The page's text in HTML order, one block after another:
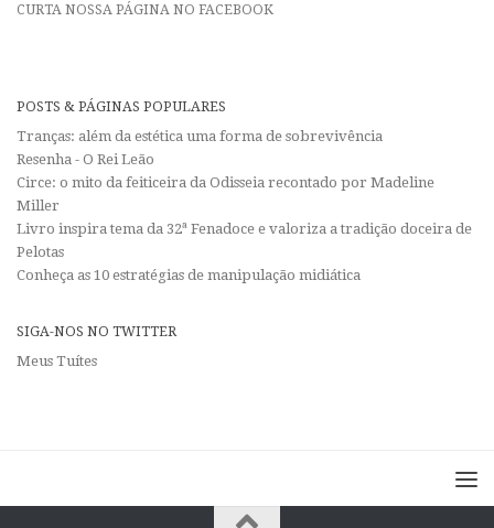
CURTA NOSSA PÁGINA NO FACEBOOK
POSTS & PÁGINAS POPULARES
Tranças: além da estética uma forma de sobrevivência
Resenha - O Rei Leão
Circe: o mito da feiticeira da Odisseia recontado por Madeline
Miller
Livro inspira tema da 32ª Fenadoce e valoriza a tradição doceira de
Pelotas
Conheça as 10 estratégias de manipulação midiática
SIGA-NOS NO TWITTER
Meus Tuítes